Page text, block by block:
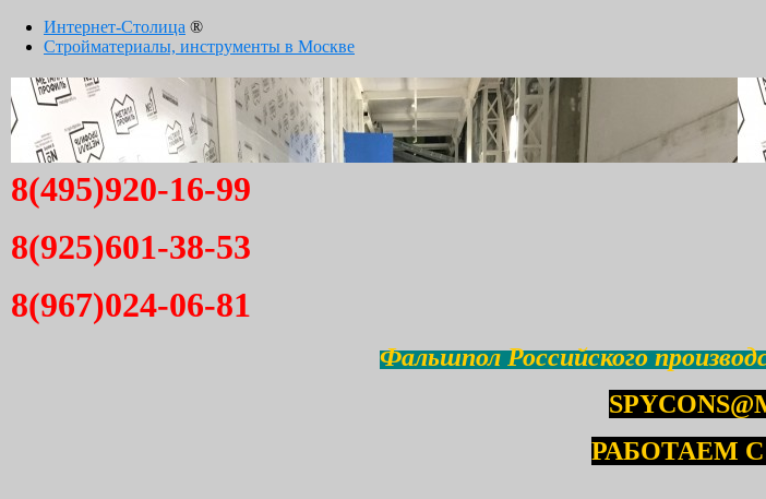
Интернет-Столица ®
Стройматериалы, инструменты в Москве
8(495)920-16-99
8(925)601-38-53
8(967)024-06-81
Фальшпол Российского
РАБОТАЕМ С